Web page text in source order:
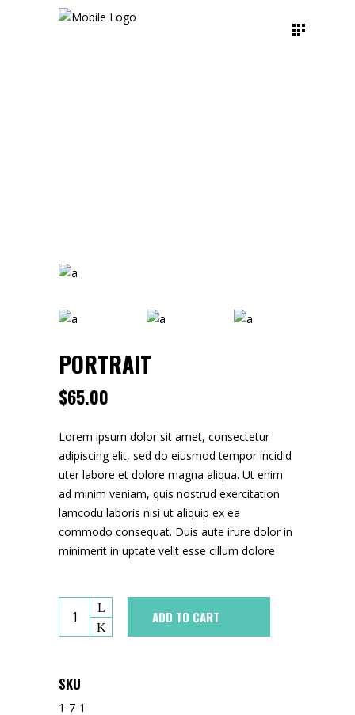
PORTRAIT
$65.00
Lorem ipsum dolor sit amet, consectetur
adipiscing elit, sed do eiusmod tempor incidid
uter labore et dolore magna aliqua. Ut enim
ad minim veniam, quis nostrud exercitation
lamcodu laboris nisi ut aliquip ex ea
commodo consequat. Duis aute irure dolor in
minimerit in uptate velit esse cillum dolore
ADD TO CART
SKU
1-7-1